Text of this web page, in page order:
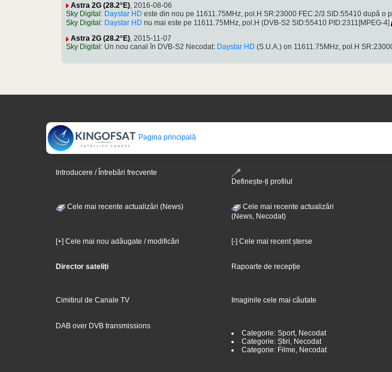
Astra 2G (28.2°E) , 2016-08-06
Sky Digital: Daystar HD este din nou pe 11611.75MHz, pol.H SR:23000 FEC:2/3 SID:55410 după o
Sky Digital: Daystar HD nu mai este pe 11611.75MHz, pol.H (DVB-S2 SID:55410 PID:2311[MPEG-4]
Astra 2G (28.2°E), 2015-11-07
Sky Digital : Un nou canal în DVB-S2 Necodat: Daystar HD (S.U.A.) on 11611.75MHz, pol.H
Pagina principală
Introducere / Întrebări frecvente
Definește-ți profilul
Cele mai recente actualizări (News)
Cele mai recente actualizări
(News, Necodat)
[+] Cele mai nou adăugate / modificări [-] Cele mai recent șterse
Director sateliți Rapoarte de recepție
Cimitirul de Canale TV Imaginile cele mai căutate
DAB over DVB transmissions
Categorie: Sport, Necodat
Categorie: Știri, Necodat
Categorie: Filme, Necodat